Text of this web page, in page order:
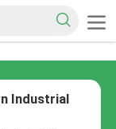
Industrial